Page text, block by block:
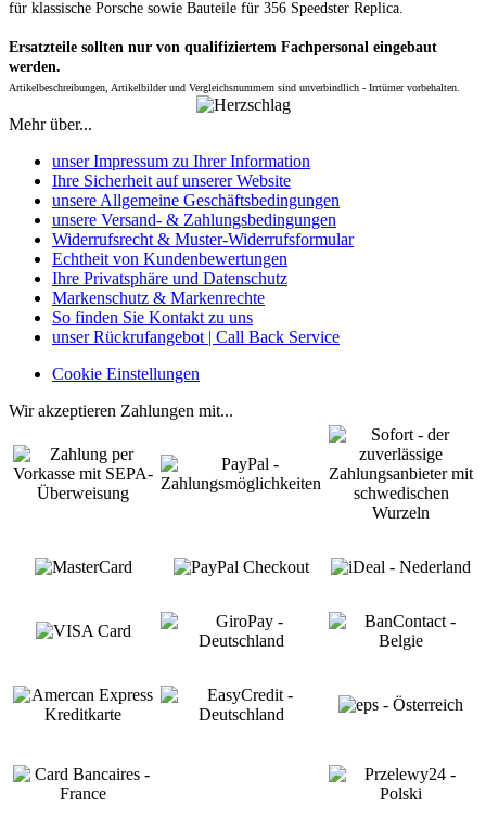
für klassische Porsche sowie Bauteile für 356 Speedster Replica.
Ersatzteile sollten nur von qualifiziertem Fachpersonal eingebaut
werden.
Artikelbeschreibungen, Artikelbilder und Vergleichsnummern sind unverbindlich - Irrtümer vorbehalten.
Mehr über...
unser Impressum zu Ihrer Information
Ihre Sicherheit auf unserer Website
unsere Allgemeine Geschäftsbedingungen
unsere Versand- & Zahlungsbedingungen
Widerrufsrecht & Muster-Widerrufsformular
Echtheit von Kundenbewertungen
Ihre Privatsphäre und Datenschutz
Markenschutz & Markenrechte
So finden Sie Kontakt zu uns
unser Rückrufangebot | Call Back Service
Cookie Einstellungen
Wir akzeptieren Zahlungen mit...